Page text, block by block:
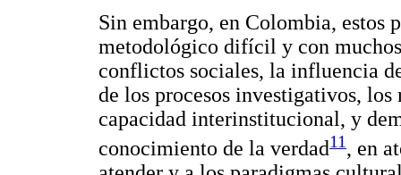
Sin embargo, en Colombia, estos
metodológico difícil y con
conflictos sociales, la influencia
de los procesos investigativos,
capacidad interinstitucional, y
conocimiento de la verdad11, en